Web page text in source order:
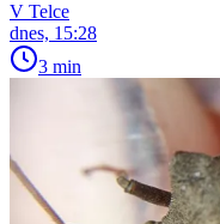
V Telce
dnes, 15:28
3 min